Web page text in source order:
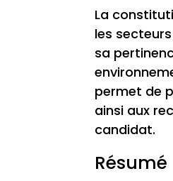
La
les
sa
permet de
ainsi aux
candidat.
Résumé